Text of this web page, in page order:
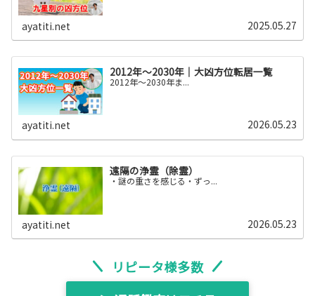
ayatiti.net 2025.05.27
2012年～2030年｜大凶方位転居一覧
2012年〜2030年ま...
ayatiti.net 2026.05.23
遠隔の浄霊（除霊）
・謎の重さを感じる・ずっ...
ayatiti.net 2026.05.23
リピータ様多数